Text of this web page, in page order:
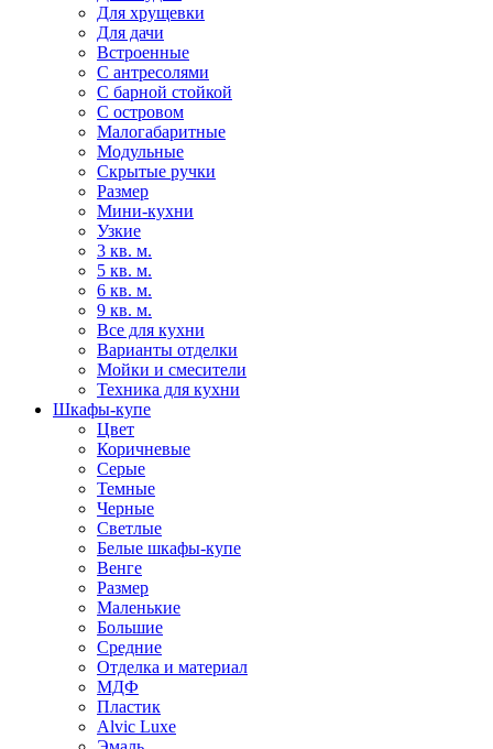
Для хрущевки
Для дачи
Встроенные
С антресолями
С барной стойкой
С островом
Малогабаритные
Модульные
Скрытые ручки
Размер
Мини-кухни
Узкие
3 кв. м.
5 кв. м.
6 кв. м.
9 кв. м.
Все для кухни
Варианты отделки
Мойки и смесители
Техника для кухни
Шкафы-купе
Цвет
Коричневые
Серые
Темные
Черные
Светлые
Белые шкафы-купе
Венге
Размер
Маленькие
Большие
Средние
Отделка и материал
МДФ
Пластик
Alvic Luxe